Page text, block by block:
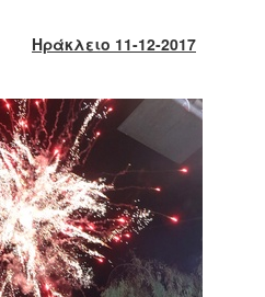
Ηράκλειο 11-12-2017